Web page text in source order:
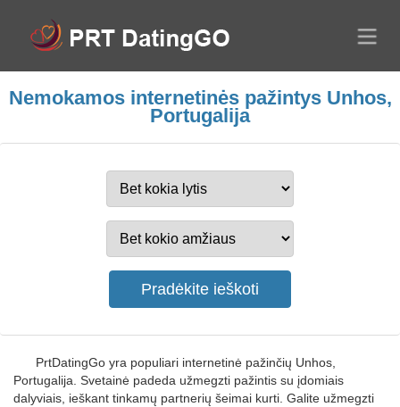
Nemokamos internetinės pažintys Unhos,
Portugalija
PrtDatingGo yra populiari internetinė pažinčių Unhos,
Portugalija. Svetainė padeda užmegzti pažintis su įdomiais
dalyviais, ieškant tinkamų partnerių šeimai kurti. Galite užmegzti